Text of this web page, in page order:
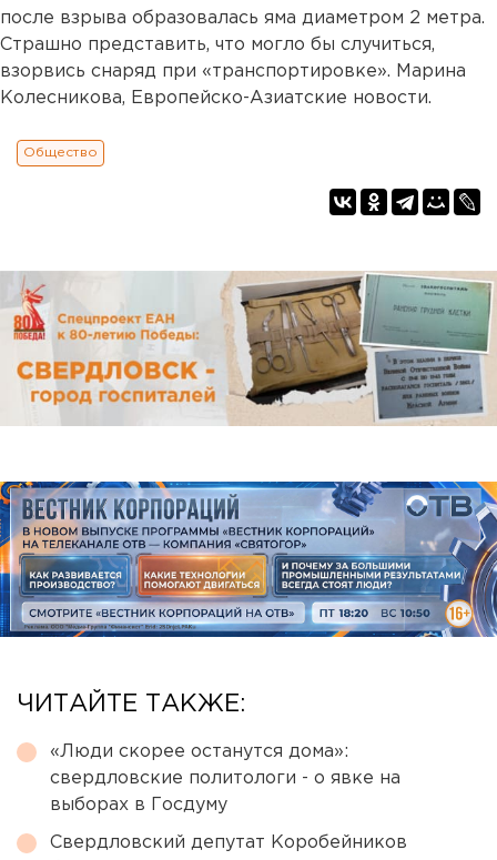
после взрыва образовалась яма диаметром 2 метра.
Страшно представить, что могло бы случиться,
взорвись снаряд при «транспортировке». Марина
Колесникова, Европейско-Азиатские новости.
Общество
ЧИТАЙТЕ ТАКЖЕ:
«Люди скорее останутся дома»:
свердловские политологи - о явке на
выборах в Госдуму
Свердловский депутат Коробейников